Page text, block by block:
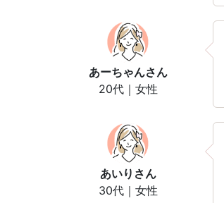
あーちゃんさん
20代｜女性
あいり さん
30代｜女性